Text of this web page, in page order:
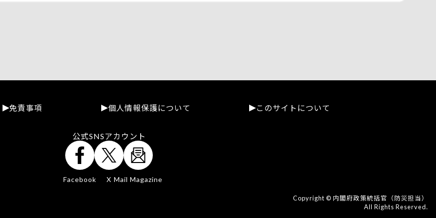
免責事項 個人情報保護について このサイトについて
公式SNSアカウント
Facebook X Mail Magazine
Copyright © 内閣府政策統括官（防災担当）
All Rights Reserved.